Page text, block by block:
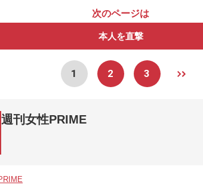
次のページは
本人を直撃
1 2 3
週刊女性PRIME